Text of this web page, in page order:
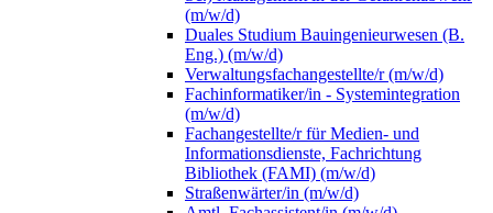
(m/w/d)
Duales Studium Bauingenieurwesen (B.
Eng.) (m/w/d)
Verwaltungsfachangestellte/r (m/w/d)
Fachinformatiker/in - Systemintegration
(m/w/d)
Fachangestellte/r für Medien- und
Informationsdienste, Fachrichtung
Bibliothek (FAMI) (m/w/d)
Straßenwärter/in (m/w/d)